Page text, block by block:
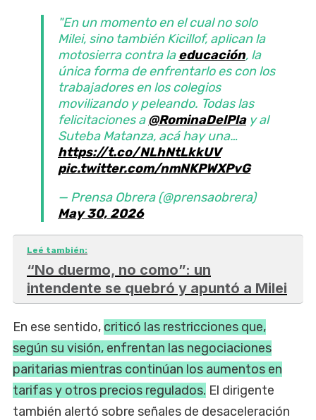
"En un momento en el cual no solo
Milei, sino también Kicillof, aplican la
motosierra contra laeducación, la
única forma de enfrentarlo es con los
trabajadores en los colegios
movilizando y peleando. Todas las
felicitaciones a@RominaDelPlay al
Suteba Matanza, acá hay una…
https://t.co/NLhNtLkkUV
pic.twitter.com/nmNKPWXPvG
— Prensa Obrera (@prensaobrera)
May 30, 2026
Leé también:
“No duermo, no como”: un
intendente se quebró y apuntó a Milei
En ese sentido, criticó las restricciones que,
según su visión, enfrentan las negociaciones
paritarias mientras continúan los aumentos en
tarifas y otros precios regulados. El dirigente
también alertó sobre señales de desaceleración